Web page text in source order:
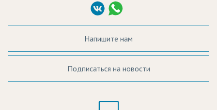
Согласие на обработку ПД
Напишите нам
Подписаться на новости